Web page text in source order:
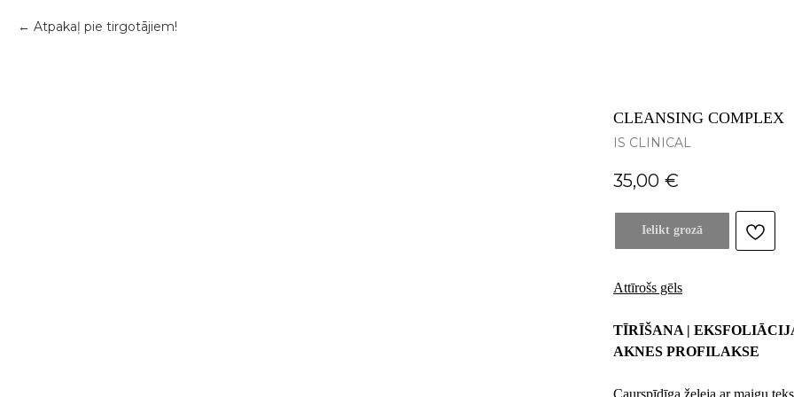
Atpakaļ pie tirgotājiem!
CLEANSING COMPLEX
IS CLINICAL
35,00 €
Ielikt grozā
Attīrošs gēls
TĪRĪŠANA |
AKNES PROFILAKSE